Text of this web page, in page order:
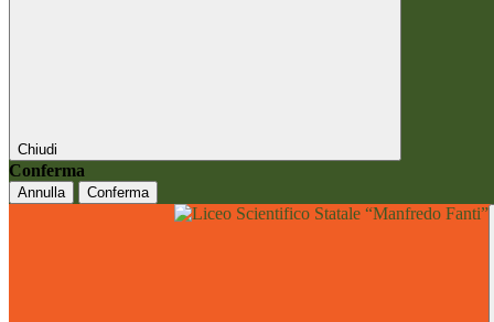
Chiudi
Conferma
Annulla Conferma